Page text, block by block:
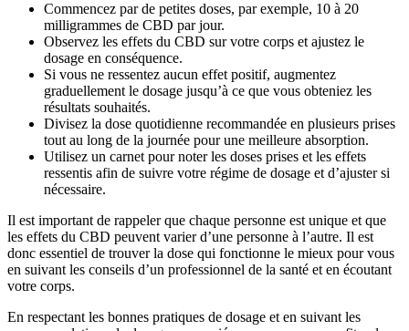
Commencez par de petites doses, par exemple, 10 à 20
milligrammes de CBD par jour.
Observez les effets du CBD sur votre corps et ajustez le
dosage en conséquence.
Si vous ne ressentez aucun effet positif, augmentez
graduellement le dosage jusqu’à ce que vous obteniez les
résultats souhaités.
Divisez la dose quotidienne recommandée en plusieurs prises
tout au long de la journée pour une meilleure absorption.
Utilisez un carnet pour noter les doses prises et les effets
ressentis afin de suivre votre régime de dosage et d’ajuster si
nécessaire.
Il est important de rappeler que chaque personne est unique et que
les effets du CBD peuvent varier d’une personne à l’autre. Il est
donc essentiel de trouver la dose qui fonctionne le mieux pour vous
en suivant les conseils d’un professionnel de la santé et en écoutant
votre corps.
En respectant les bonnes pratiques de dosage et en suivant les